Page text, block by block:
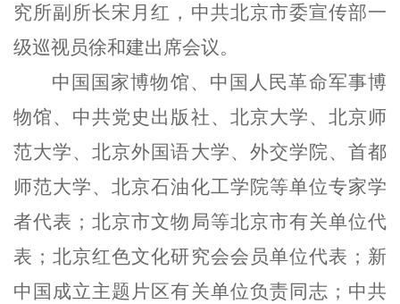
究所副所长宋月红，中共北京市委宣传部一
级巡视员徐和建出席会议。
中国国家博物馆、中国人民革命军事博
物馆、中共党史出版社、北京大学、北京师
范大学、北京外国语大学、外交学院、首都
师范大学、北京石油化工学院等单位专家学
者代表；北京市文物局等北京市有关单位代
表；北京红色文化研究会会员单位代表；新
中国成立主题片区有关单位负责同志；中共